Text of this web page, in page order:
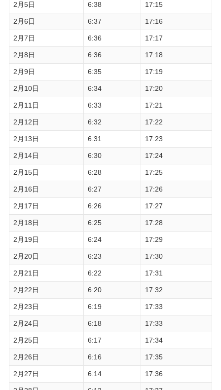
2月5日 6:38 17:15
2月6日 6:37 17:16
2月7日 6:36 17:17
2月8日 6:36 17:18
2月9日 6:35 17:19
2月10日 6:34 17:20
2月11日 6:33 17:21
2月12日 6:32 17:22
2月13日 6:31 17:23
2月14日 6:30 17:24
2月15日 6:28 17:25
2月16日 6:27 17:26
2月17日 6:26 17:27
2月18日 6:25 17:28
2月19日 6:24 17:29
2月20日 6:23 17:30
2月21日 6:22 17:31
2月22日 6:20 17:32
2月23日 6:19 17:33
2月24日 6:18 17:33
2月25日 6:17 17:34
2月26日 6:16 17:35
2月27日 6:14 17:36